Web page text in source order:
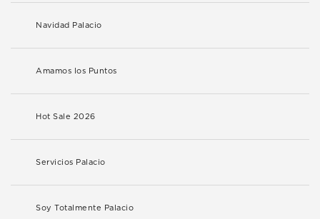
Navidad Palacio
Amamos los Puntos
Hot Sale 2026
Servicios Palacio
Soy Totalmente Palacio